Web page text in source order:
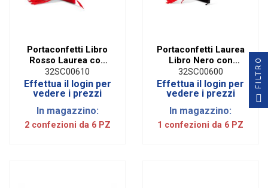
Portaconfetti Libro
Rosso Laurea con
Applicazione in Plex
e Nappina (6 PZ)
32SC00610
Effettua il login per
vedere i prezzi
In magazzino:
2 confezioni da 6 PZ
Portaconfetti Laurea
Libro Nero con
Applicazione in Plex
e Nappina (6 PZ)
32SC00600
Effettua il login per
vedere i prezzi
In magazzino:
1 confezioni da 6 PZ
FILTRO